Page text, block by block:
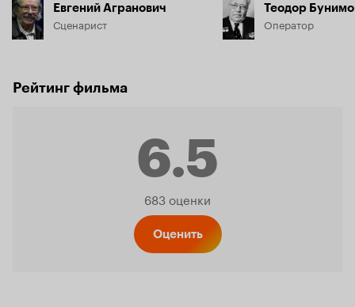
Евгений Агранович
Сценарист
Теодор
Оператор
Рейтинг фильма
6.5
Рейтинг
683 оценки
Оценить